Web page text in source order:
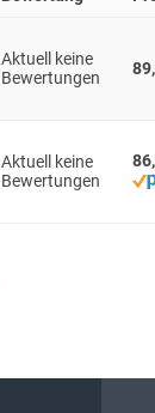
Aktuell keine
Bewertungen
Aktuell keine
Bewertungen